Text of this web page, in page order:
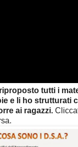
tutti i
e li ho strutturati
ai ragazzi.